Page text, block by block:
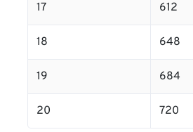
17 612
18 648
19 684
20 720